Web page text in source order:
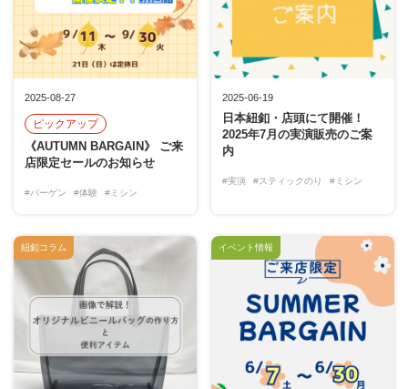
2025-08-27
ピックアップ
《AUTUMN BARGAIN》 ご来
店限定セールのお知らせ
#バーゲン #体験 #ミシン
2025-06-19
日本紐釦・店頭にて開催！
2025年7月の実演販売のご案
内
#実演 #スティックのり #ミシン
紐釦コラム イベント情報